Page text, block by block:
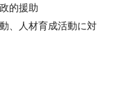
的援助
、人材育成活動に対